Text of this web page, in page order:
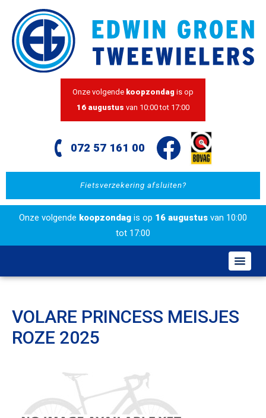
Onze volgende koopzondag is op
16 augustus van 10:00 tot 17:00
Fietsverzekering afsluiten?
072 57 161 00
Onze volgende koopzondag is op 16 augustus van 10:00
tot 17:00
VOLARE PRINCESS MEISJES
ROZE 2025